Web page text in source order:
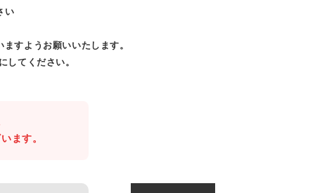
い
すようお願いいたします。
してください。
ます。